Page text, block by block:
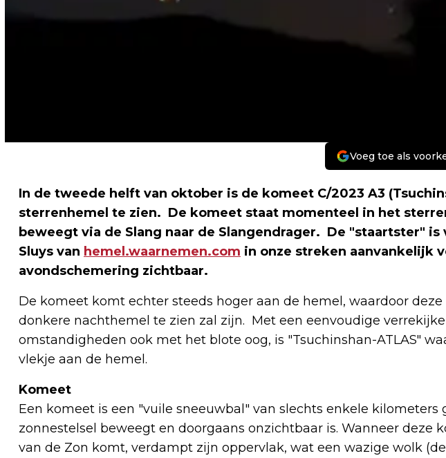
Voeg toe als
In de tweede helft van oktober is de komeet C/2023 A3
sterrenhemel te zien. De komeet staat momenteel in het
beweegt via de Slang naar de Slangendrager. De "staartster" is
Sluys van hemel.waarnemen.com in onze streken aanvankelijk
avondschemering zichtbaar.
De komeet komt echter steeds hoger aan de hemel, waardoor
donkere nachthemel te zien zal zijn. Met een eenvoudige
omstandigheden ook met het blote oog, is "Tsuchinshan-ATLAS"
vlekje aan de hemel.
Komeet
Een komeet is een "vuile sneeuwbal" van slechts enkele kilometers
zonnestelsel beweegt en doorgaans onzichtbaar is. Wanneer deze
van de Zon komt, verdampt zijn oppervlak, wat een wazige wolk